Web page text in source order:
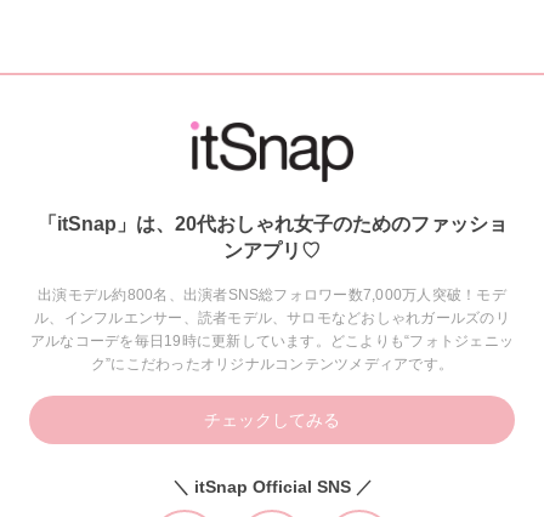
「itSnap」は、20代おしゃれ女子のためのファッショ
ンアプリ♡
出演モデル約800名、出演者SNS総フォロワー数7,000万人突破！モデ
ル、インフルエンサー、読者モデル、サロモなどおしゃれガールズのリ
アルなコーデを毎日19時に更新しています。どこよりも“フォトジェニッ
ク”にこだわったオリジナルコンテンツメディアです。
チェックしてみる
＼ itSnap Official SNS ／